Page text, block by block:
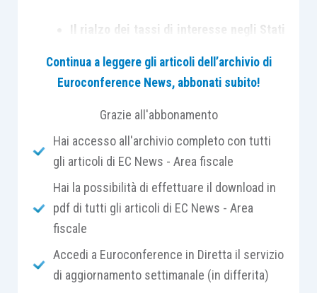
Il rialzo dei tassi di interesse negli Stati
rafforzamento del dollaro, stanno
pesando sui rendimenti degli asset
finanziari dei paesi emergenti.
anche se la sincronizzazione della
diminuita da inizio anno
Le condizioni finanziarie restano
espansive e l’inflazione, ancora
moderata, lascia margine di manovra
alle banche centrali
Continua a leggere gli articoli dell’archivio di
Euroconference News, abbonati subito!
Grazie all'abbonamento
Hai accesso all'archivio completo con tutti
gli articoli di EC News - Area fiscale
Hai la possibilità di effettuare il download in
pdf di tutti gli articoli di EC News - Area
fiscale
Accedi a Euroconference in Diretta il servizio
di aggiornamento settimanale (in differita)